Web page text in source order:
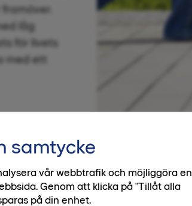
låg
för livets
med ett
samtycke
vår webbtrafik och möjliggöra en
Genom att klicka på "Tillåt alla
på din enhet.